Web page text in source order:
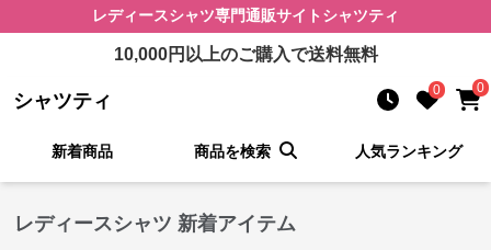
レディースシャツ専門通販サイト シャツティ
10,000円以上のご購入で送料無料
シャツティ 0 0
新着商品 商品を検索 人気ランキング
レディースシャツ 新着アイテム